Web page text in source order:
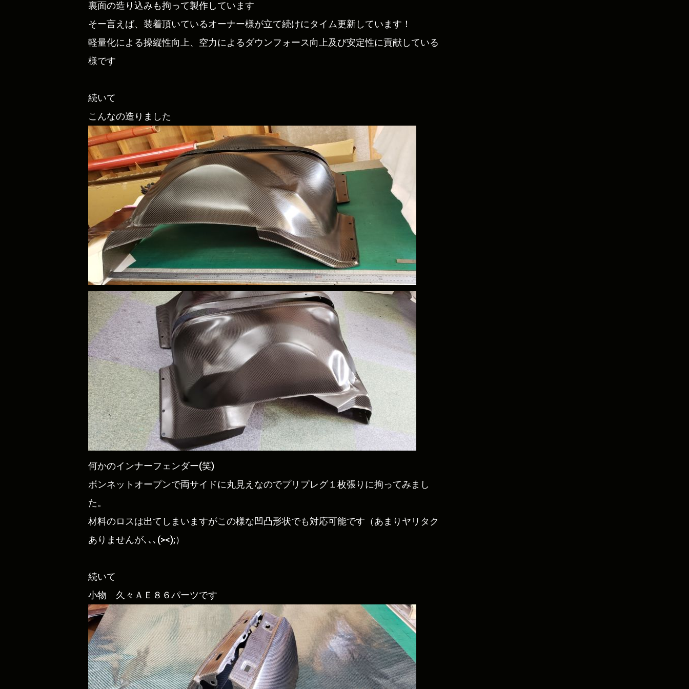
裏面の造り込みも拘って製作しています
そー言えば、装着頂いているオーナー様が立て続けにタイム更新しています！
軽量化による操縦性向上、空力によるダウンフォース向上及び安定性に貢献している
様です
続いて
こんなの造りました
何かのインナーフェンダー(笑)
ボンネットオープンで両サイドに丸見えなのでプリプレグ１枚張りに拘ってみまし
た。
材料のロスは出てしまいますがこの様な凹凸形状でも対応可能です（あまりヤリタク
ありませんが､､､(><);）
続いて
小物 久々ＡＥ８６パーツです